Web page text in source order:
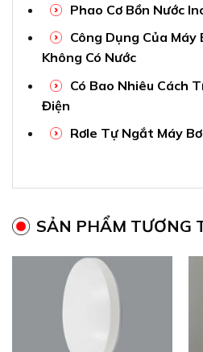
Phao Cơ Bồn Nước
Công Dụng Của
Không Có Nước
Có Bao Nhiêu Cách
Điện
Rơle Tự Ngắt Máy
SẢN PHẨM TƯƠNG